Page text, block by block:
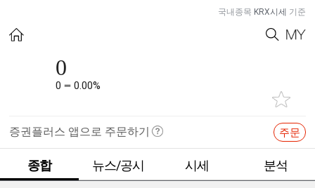
국내종목 KRX시세 기준
0
0 0.00%
증권플러스 앱으로 주문하기 주문
종합 뉴스/공시 시세 분석